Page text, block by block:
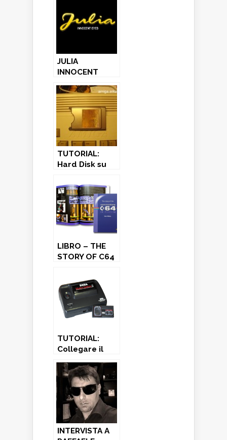
italiano”!
JULIA
INNOCENT
Artematica
Final Update
TUTORIAL:
Hard Disk su
schede
Compact Flash
LIBRO – THE
STORY OF C64
Chris Wilkins
TUTORIAL:
Collegare il
System/Mega
Drive al
monitor Amiga
INTERVISTA A